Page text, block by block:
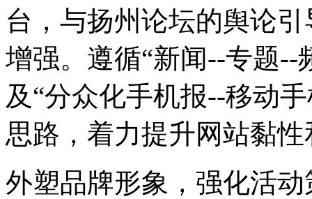
台，与扬州论坛的舆论
增强。遵循“新闻--专题--
及“分众化手机报--移动
思路，着力提升网站黏
外塑品牌形象，强化活